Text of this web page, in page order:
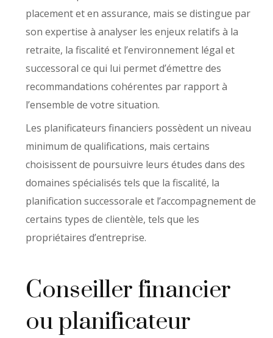
placement et en assurance, mais se distingue par
son expertise à analyser les enjeux relatifs à la
retraite, la fiscalité et l’environnement légal et
successoral ce qui lui permet d’émettre des
recommandations cohérentes par rapport à
l’ensemble de votre situation.
Les planificateurs financiers possèdent un niveau
minimum de qualifications, mais certains
choisissent de poursuivre leurs études dans des
domaines spécialisés tels que la fiscalité, la
planification successorale et l’accompagnement de
certains types de clientèle, tels que les
propriétaires d’entreprise.
Conseiller financier
ou planificateur